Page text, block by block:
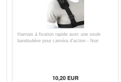
Harnais à fixation rapide avec une seule
bandoulière pour caméra d'action - Noir
10,20EUR